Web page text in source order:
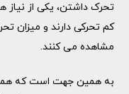
تحرک داشتن، یکی از نیاز
کم تحرکی دارند و میزان
مشاهده می کنند.
به همین جهت است که